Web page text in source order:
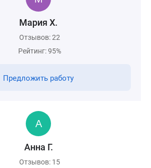
Мария Х.
Отзывов: 22
Рейтинг: 95%
Предложить работу
Анна Г.
Отзывов: 15